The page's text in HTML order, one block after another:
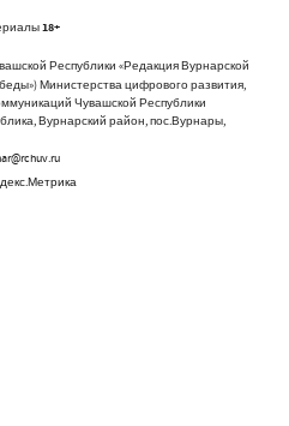
18+
Республики «Редакция Вурнарской
Министерства цифрового развития,
Чувашской Республики
Вурнарский район, пос.Вурнары,